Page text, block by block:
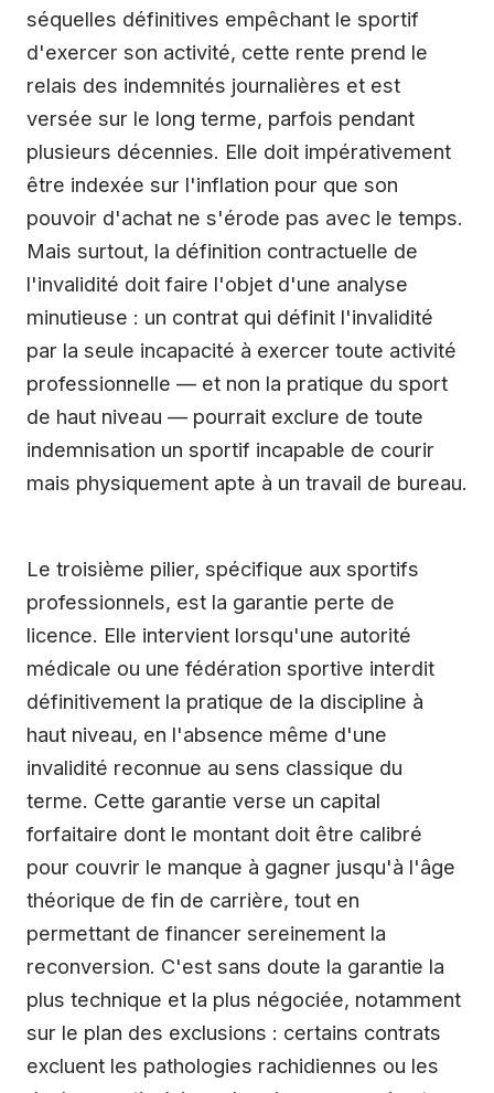
séquelles définitives empêchant le sportif
d'exercer son activité, cette rente prend le
relais des indemnités journalières et est
versée sur le long terme, parfois pendant
plusieurs décennies. Elle doit impérativement
être indexée sur l'inflation pour que son
pouvoir d'achat ne s'érode pas avec le temps.
Mais surtout, la définition contractuelle de
l'invalidité doit faire l'objet d'une analyse
minutieuse : un contrat qui définit l'invalidité
par la seule incapacité à exercer toute activité
professionnelle — et non la pratique du sport
de haut niveau — pourrait exclure de toute
indemnisation un sportif incapable de courir
mais physiquement apte à un travail de bureau.
Le troisième pilier, spécifique aux sportifs
professionnels, est la garantie perte de
licence. Elle intervient lorsqu'une autorité
médicale ou une fédération sportive interdit
définitivement la pratique de la discipline à
haut niveau, en l'absence même d'une
invalidité reconnue au sens classique du
terme. Cette garantie verse un capital
forfaitaire dont le montant doit être calibré
pour couvrir le manque à gagner jusqu'à l'âge
théorique de fin de carrière, tout en
permettant de financer sereinement la
reconversion. C'est sans doute la garantie la
plus technique et la plus négociée, notamment
sur le plan des exclusions : certains contrats
excluent les pathologies rachidiennes ou les